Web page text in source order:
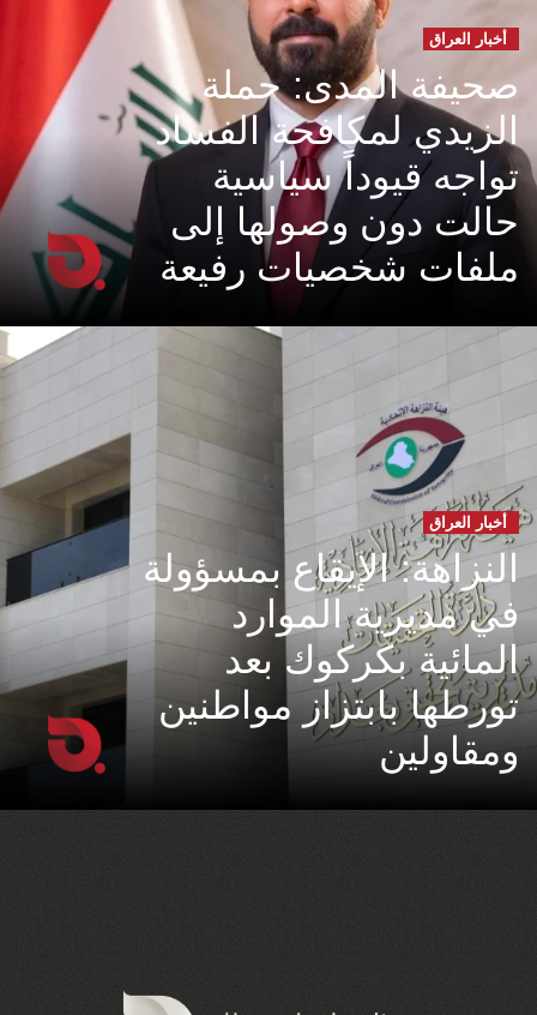
أخبار العراق
صحيفة المدى: حملة
الزيدي لمكافحة الفساد
تواجه قيوداً سياسية
حالت دون وصولها إلى
ملفات شخصيات رفيعة
أخبار العراق
النزاهة: الإيقاع بمسؤولة
في مديرية الموارد
المائية بكركوك بعد
تورطها بابتزاز مواطنين
ومقاولين